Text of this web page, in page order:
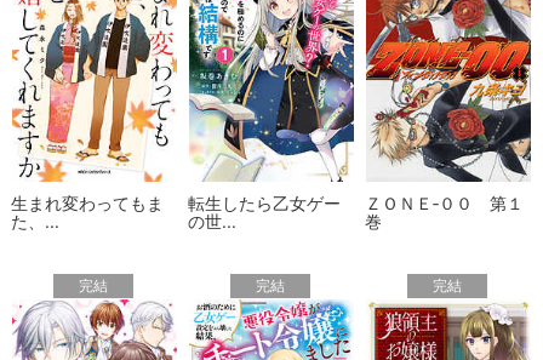
生まれ変わってもま
た、...
転生したら乙女ゲー
の世...
ＺＯＮＥ‐００ 第１
巻
完結 完結 完結